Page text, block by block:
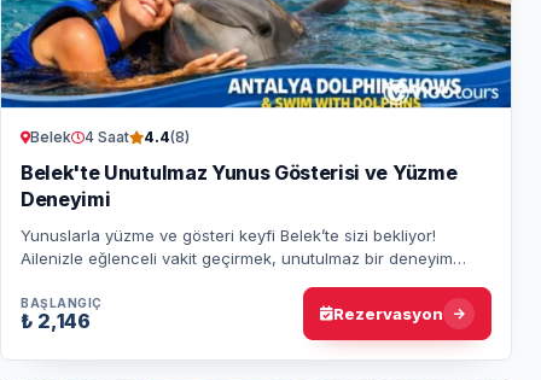
Belek 4 Saat 4.4(8)
Belek'te Unutulmaz Yunus Gösterisi ve Yüzme
Deneyimi
Yunuslarla yüzme ve gösteri keyfi Belek’te sizi bekliyor!
Ailenizle eğlenceli vakit geçirmek, unutulmaz bir deneyim
BAŞLANGIÇ
₺ 2,146 Rezervasyon